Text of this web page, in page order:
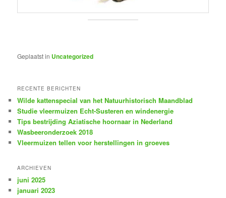
Geplaatst in Uncategorized
RECENTE BERICHTEN
Wilde kattenspecial van het Natuurhistorisch Maandblad
Studie vleermuizen Echt-Susteren en windenergie
Tips bestrijding Aziatische hoornaar in Nederland
Wasbeeronderzoek 2018
Vleermuizen tellen voor herstellingen in groeves
ARCHIEVEN
juni 2025
januari 2023